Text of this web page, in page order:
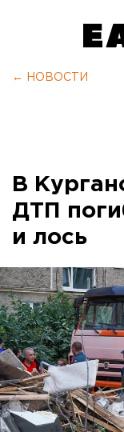
← НОВОСТИ
В
ДТП
и лось